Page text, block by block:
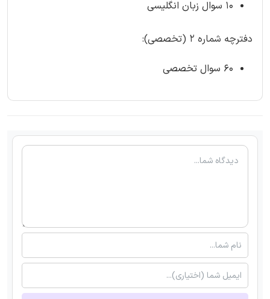
۱۰ سوال زبان انگلیسی
دفترچه شماره ۲ (تخصصی):
۶۰ سوال تخصصی